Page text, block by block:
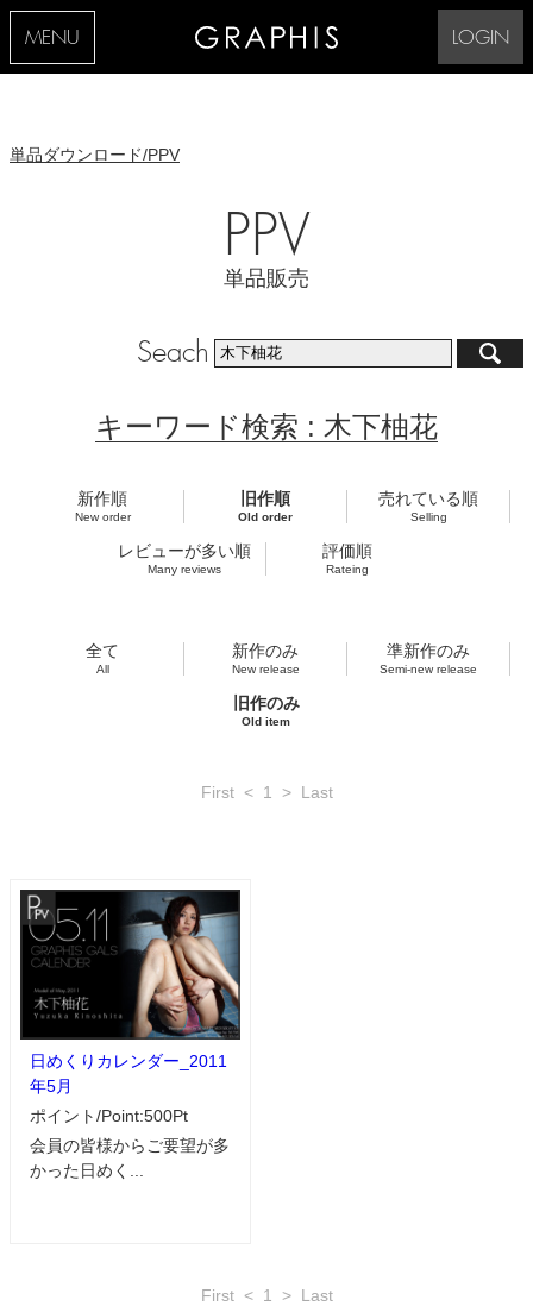
MENU LOGIN
単品ダウンロード/PPV
PPV
単品販売
Seach
キーワード検索 : 木下柚花
新作順
New order
旧作順
Old order
売れている順
Selling
レビューが多い順
Many reviews
評価順
Rateing
全て
All
新作のみ
New release
準新作のみ
Semi-new release
旧作のみ
Old item
First < 1 > Last
日めくりカレンダー_2011
年5月
ポイント/Point:500Pt
会員の皆様からご要望が多
かった日めく...
First < 1 > Last